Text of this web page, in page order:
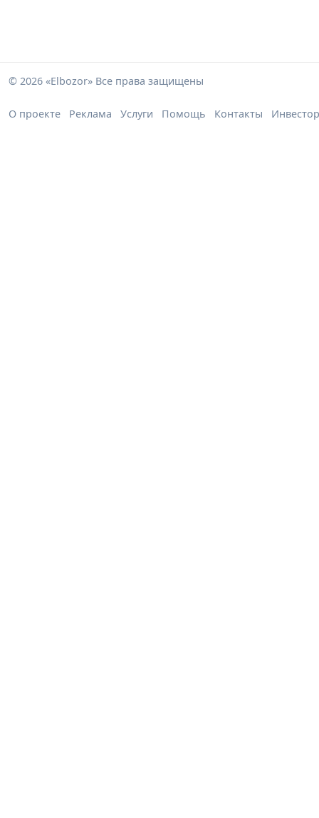
© 2026 «Elbozor» Все права защищены
О проекте Реклама Услуги Помощь Контакты